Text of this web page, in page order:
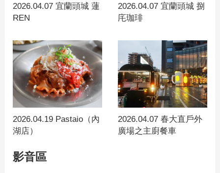
2026.04.07 宜蘭頭城 蓮
REN
2026.04.07 宜蘭頭城 捌
㡯珈琲
2026.04.19 Pastaio（內
湖店）
2026.04.07 春大直戶外
廣場之主廚餐車
影音區